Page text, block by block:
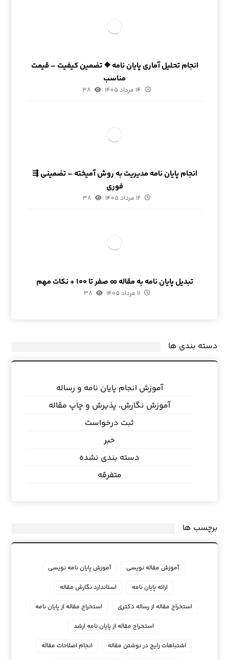
انجام تحلیل آماری پایان نامه ❖ تضمین کیفیت – قیمت
مناسب
۱۴ مرداد ۱۴۰۵ ۳۸
انجام پایان نامه مدیریت به روش آمیخته – تضمینی ⇶
فوری
۱۲ مرداد ۱۴۰۵ ۳۸
تبدیل پایان نامه به مقاله ∞ صفر تا ۱۰۰ + نکات مهم
۱۱ مرداد ۱۴۰۵ ۳۸
دسته بندی ها
آموزش انجام پایان نامه و رساله
آموزش نگارش، پذیرش و چاپ مقاله
ثبت درخواست
خبر
دسته بندی نشده
متفرقه
برچسب ها
آموزش مقاله نویسی
آموزش پایان نامه نویسی
ارائه پایان نامه
استاندارد نگارش مقاله
استخراج مقاله از رساله دکتری
استخراج مقاله از پایان نامه
استخراج مقاله از پایان نامه ارشد
اشتباهات رایج در نوشتن مقاله
انجام اصلاحات مقاله